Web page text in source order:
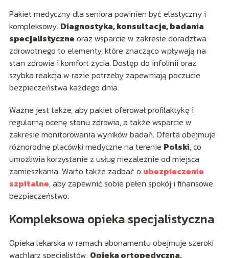
Pakiet medyczny dla seniora powinien być elastyczny i
kompleksowy. Diagnostyka, konsultacje, badania
specjalistyczne oraz wsparcie w zakresie doradztwa
zdrowotnego to elementy, które znacząco wpływają na
stan zdrowia i komfort życia. Dostęp do infolinii oraz
szybka reakcja w razie potrzeby zapewniają poczucie
bezpieczeństwa każdego dnia.
Ważne jest także, aby pakiet oferował profilaktykę i
regularną ocenę stanu zdrowia, a także wsparcie w
zakresie monitorowania wyników badań. Oferta obejmuje
różnorodne placówki medyczne na terenie Polski, co
umożliwia korzystanie z usług niezależnie od miejsca
zamieszkania. Warto także zadbać o ubezpieczenie
szpitalne, aby zapewnić sobie pełen spokój i finansowe
bezpieczeństwo.
Kompleksowa opieka specjalistyczna
Opieka lekarska w ramach abonamentu obejmuje szeroki
wachlarz specjalistów. Opieka ortopedyczna,